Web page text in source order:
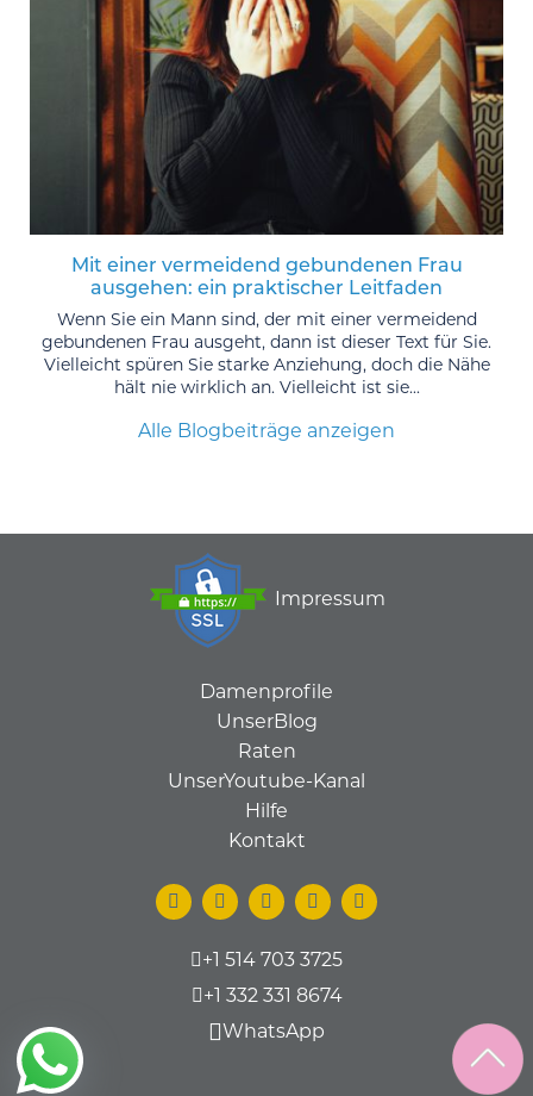
Mit einer vermeidend gebundenen Frau
ausgehen: ein praktischer Leitfaden
Wenn Sie ein Mann sind, der mit einer vermeidend
gebundenen Frau ausgeht, dann ist dieser Text für Sie.
Vielleicht spüren Sie starke Anziehung, doch die Nähe
hält nie wirklich an. Vielleicht ist sie...
Alle Blogbeiträge anzeigen
Impressum
Damenprofile
UnserBlog
Raten
UnserYoutube-Kanal
Hilfe
Kontakt
+1 514 703 3725
+1 332 331 8674
WhatsApp